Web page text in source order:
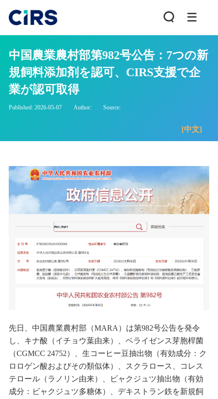
中国農業農村部第982号公告：7つの新
規飼料添加剤を認可、CIRS支援で企
業が認可取得
Published: 2026-05-07 Author: Source:
[中文]
先日、中国農業農村部（MARA）は第982号公告を発令
し、キナ酸（イチョウ葉由来）、ベライゼンス芽胞桿菌
（CGMCC 24752）、生コーヒー豆抽出物（有効成分：ク
ロロゲン酸およびその類似体）、スクラロース、コレス
テロール（ラノリン由来）、ビャクジュツ抽出物（有効
成分：ビャクジュツ多糖体）、デキストラン鉄を新規飼